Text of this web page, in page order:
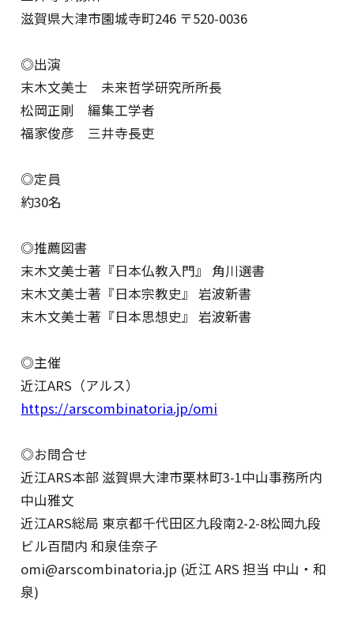
滋賀県大津市園城寺町246 〒520-0036
◎出演
末木文美士 未来哲学研究所所長
松岡正剛 編集工学者
福家俊彦 三井寺長吏
◎定員
約30名
◎推薦図書
末木文美士著『日本仏教入門』 角川選書
末木文美士著『日本宗教史』 岩波新書
末木文美士著『日本思想史』 岩波新書
◎主催
近江ARS（アルス）
https://arscombinatoria.jp/omi
◎お問合せ
近江ARS本部 滋賀県大津市栗林町3-1中山事務所内
中山雅文
近江ARS総局 東京都千代田区九段南2-2-8松岡九段
ビル百間内 和泉佳奈子
omi@arscombinatoria.jp (近江 ARS 担当 中山・和
泉)